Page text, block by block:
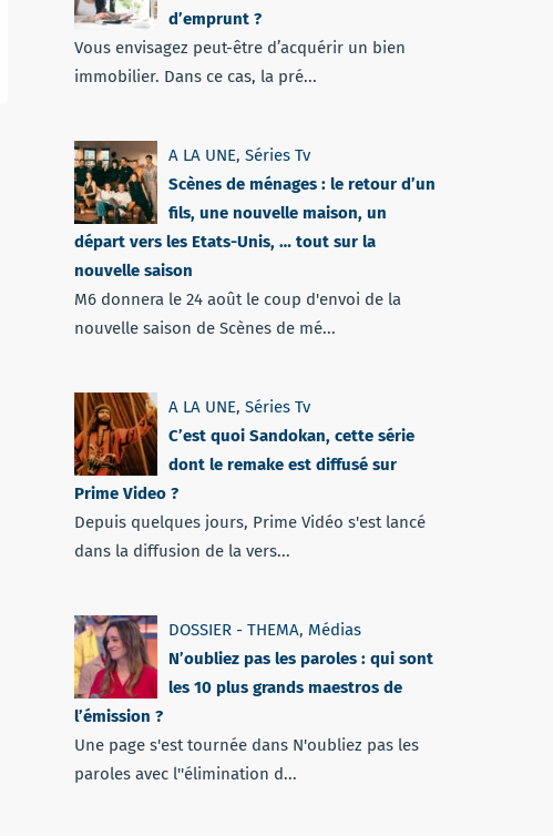
d’emprunt ?
Vous envisagez peut-être d’acquérir un bien
immobilier. Dans ce cas, la pré...
A LA UNE, Séries Tv
Scènes de ménages : le retour d’un
fils, une nouvelle maison, un
départ vers les Etats-Unis, … tout sur la
nouvelle saison
M6 donnera le 24 août le coup d'envoi de la
nouvelle saison de Scènes de mé...
A LA UNE, Séries Tv
C’est quoi Sandokan, cette série
dont le remake est diffusé sur
Prime Video ?
Depuis quelques jours, Prime Vidéo s'est lancé
dans la diffusion de la vers...
DOSSIER - THEMA, Médias
N’oubliez pas les paroles : qui sont
les 10 plus grands maestros de
l’émission ?
Une page s'est tournée dans N'oubliez pas les
paroles avec l''élimination d...